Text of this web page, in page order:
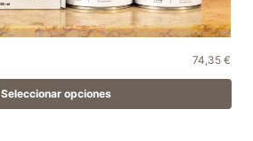
74,35 €
Seleccionar opciones